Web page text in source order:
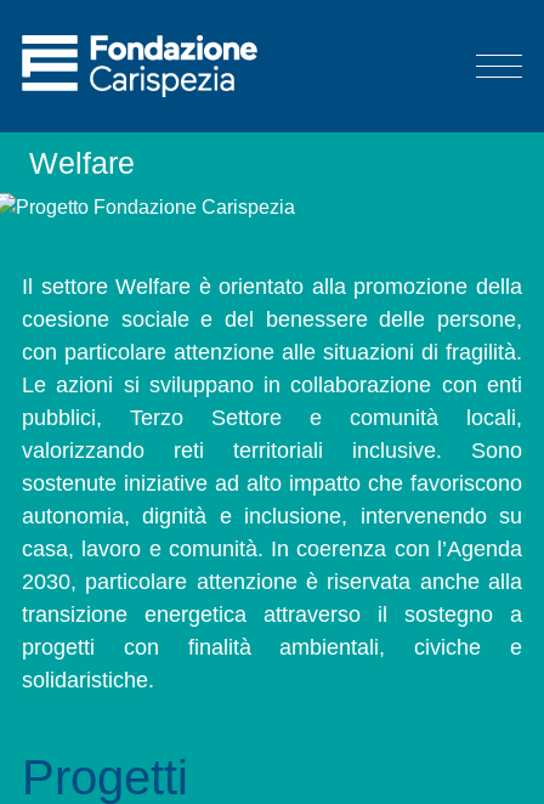
Welfare
Il settore Welfare è orientato alla promozione della
coesione sociale e del benessere delle persone,
con particolare attenzione alle situazioni di fragilità.
Le azioni si sviluppano in collaborazione con enti
pubblici, Terzo Settore e comunità locali,
valorizzando reti territoriali inclusive. Sono
sostenute iniziative ad alto impatto che favoriscono
autonomia, dignità e inclusione, intervenendo su
casa, lavoro e comunità. In coerenza con l’Agenda
2030, particolare attenzione è riservata anche alla
transizione energetica attraverso il sostegno a
progetti con finalità ambientali, civiche e
solidaristiche.
Progetti